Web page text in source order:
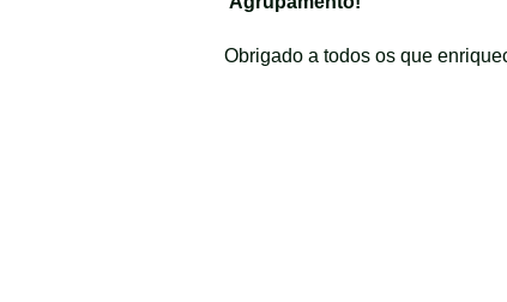
Obrigado a todos os que